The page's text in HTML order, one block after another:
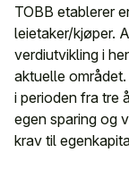
TOBB etablerer
leietaker/kjøper.
verdiutvikling i
aktuelle
i perioden fra tre
egen sparing og
krav til